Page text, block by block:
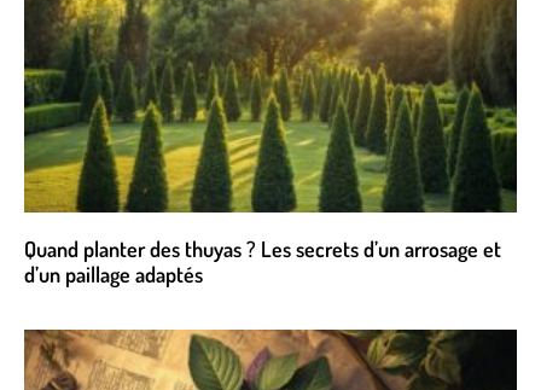
Quand planter des thuyas ? Les secrets d’un arrosage et
d’un paillage adaptés